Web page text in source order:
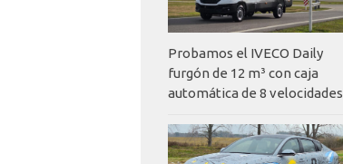
Probamos el IVECO Daily
furgón de 12 m³ con caja
automática de 8 velocidades